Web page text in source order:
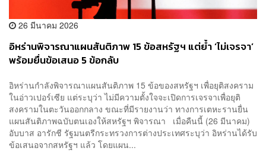
26 มีนาคม 2026
อิหร่านพิจารณาแผนสันติภาพ 15 ข้อสหรัฐฯ แต่ย้ำ ‘ไม่เจรจา’
พร้อมยื่นข้อเสนอ 5 ข้อกลับ
อิหร่านกำลังพิจารณาแผนสันติภาพ 15 ข้อของสหรัฐฯ เพื่อยุติสงคราม
ในอ่าวเปอร์เซีย แต่ระบุว่า ไม่มีความตั้งใจจะเปิดการเจรจาเพื่อยุติ
สงครามในตะวันออกกลาง ขณะที่มีรายงานว่า ทางการเตหะรานยื่น
แผนสันติภาพฉบับตนเองให้สหรัฐฯ พิจารณา เมื่อคืนนี้ (26 มีนาคม)
อับบาส อารักชี รัฐมนตรีกระทรวงการต่างประเทศระบุว่า อิหร่านได้รับ
ข้อเสนอจากสหรัฐฯ แล้ว โดยแผน...